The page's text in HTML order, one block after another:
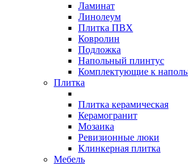
Ламинат
Линолеум
Плитка ПВХ
Ковролин
Подложка
Напольный плинтус
Комплектующие к
Плитка
Плитка керамическая
Керамогранит
Мозаика
Ревизионные люки
Клинкерная плитка
Мебель